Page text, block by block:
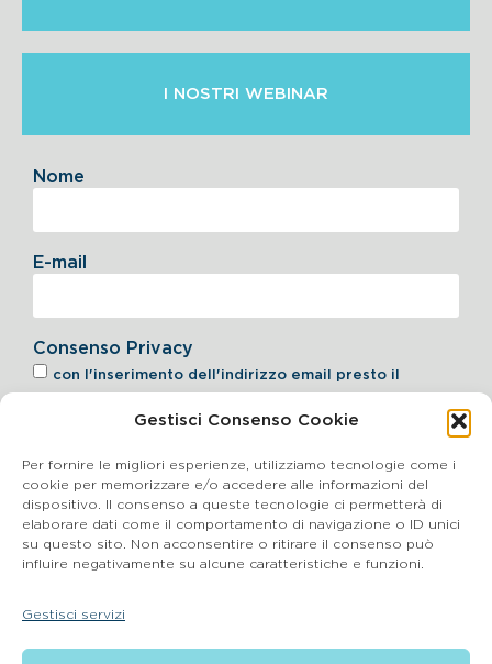
Gestisci Consenso Cookie
Per fornire le migliori esperienze, utilizziamo tecnologie come i
cookie per memorizzare e/o accedere alle informazioni del
dispositivo. Il consenso a queste tecnologie ci permetterà di
elaborare dati come il comportamento di navigazione o ID unici
su questo sito. Non acconsentire o ritirare il consenso può
influire negativamente su alcune caratteristiche e funzioni.
Gestisci servizi
I NOSTRI WEBINAR
Consenso Privacy
con l'inserimento dell'indirizzo email presto il
come indicato alpunto 6.2 dell'informativa
Nome
E-mail
Iscriviti alla Newsletter